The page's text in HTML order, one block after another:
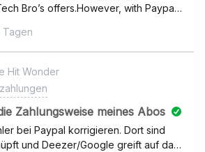
Bro’s offers.However, with Paypal
cards, there is currently no
system available (SEPA, WERO,
please change that?Christian
Hit Wonder
Zahlungsweise meines Abos
bei Paypal korrigieren. Dort sind
und Deezer/Google greift auf das